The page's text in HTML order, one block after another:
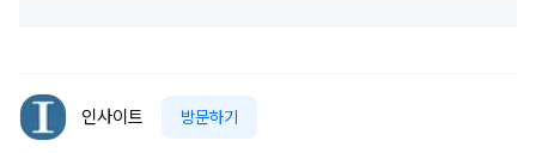
인사이트 방문하기